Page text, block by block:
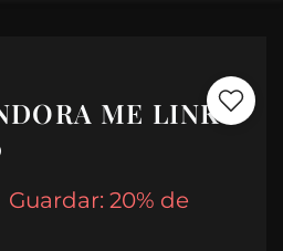
ME LINK
Guardar: 20% de